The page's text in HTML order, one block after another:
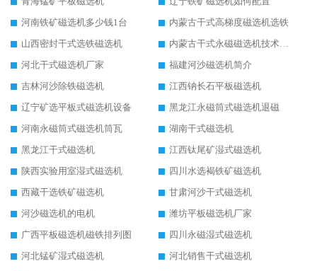
河南铁矿磁选机多少钱1台
内蒙古干式高梯度磁选机选铁
山西密封干式选铁磁选机
内蒙古干式永磁磁选机技术要求
河北干式磁选机厂家
福建河沙磁选机简介
吉林河沙除铁磁选机
江西钠长石平板磁选机
辽宁矿选平板式磁选机设备
黑龙江永磁筒式磁选机退磁
河南永磁筒式磁选机筒瓦
湖南干式磁选机
黑龙江干式磁选机
江西钛尾矿湿式磁选机
陕西实验用室湿式磁选机
四川水选褐铁矿磁选机
西藏干选铁矿磁选机
甘肃河沙干式磁选机
河沙磁选机的电机
潍坊平板磁选机厂家
广西平板磁选机磁铁排列图
四川永磁湿式磁选机
河北锰矿湿式磁选机
河北销售干式磁选机